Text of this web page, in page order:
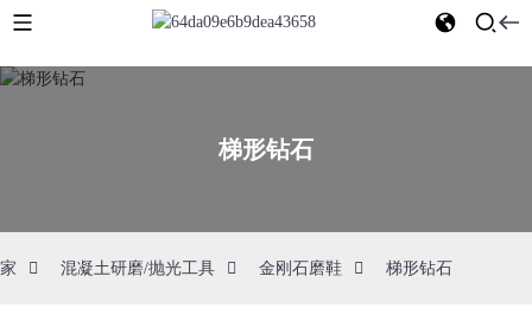
梯形钻石
家 混凝土研磨/抛光工具 金刚石磨鞋 梯形钻石